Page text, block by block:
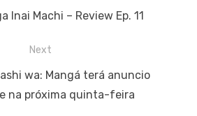
Inai Machi – Review Ep. 11
Next
wa: Mangá terá anuncio
na próxima quinta-feira